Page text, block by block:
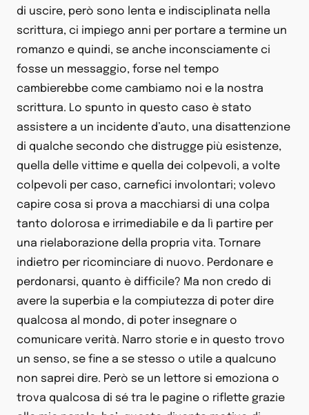
di uscire, però sono lenta e indisciplinata nella
scrittura, ci impiego anni per portare a termine un
romanzo e quindi, se anche inconsciamente ci
fosse un messaggio, forse nel tempo
cambierebbe come cambiamo noi e la nostra
scrittura. Lo spunto in questo caso è stato
assistere a un incidente d’auto, una disattenzione
di qualche secondo che distrugge più esistenze,
quella delle vittime e quella dei colpevoli, a volte
colpevoli per caso, carnefici involontari; volevo
capire cosa si prova a macchiarsi di una colpa
tanto dolorosa e irrimediabile e da lì partire per
una rielaborazione della propria vita. Tornare
indietro per ricominciare di nuovo. Perdonare e
perdonarsi, quanto è difficile? Ma non credo di
avere la superbia e la compiutezza di poter dire
qualcosa al mondo, di poter insegnare o
comunicare verità. Narro storie e in questo trovo
un senso, se fine a se stesso o utile a qualcuno
non saprei dire. Però se un lettore si emoziona o
trova qualcosa di sé tra le pagine o riflette grazie